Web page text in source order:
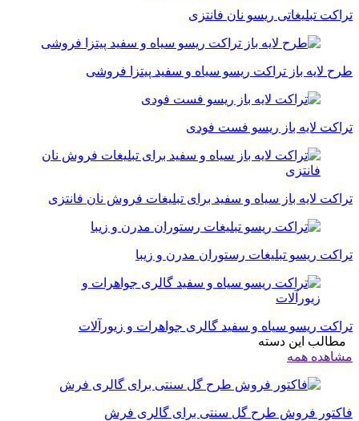
تراکت تبلیغاتی ریسو نان فانتزی
طرح لایه باز تراکت ریسو سیاه و سفید پیتزا فروشی
تراکت لایه باز ریسو فست فودی
تراکت لایه باز سیاه و سفید برای تبلیغات فروش نان فانتزی
تراکت ریسو تبلیغات رستوران مدرن و زیبا
تراکت ریسو سیاه و سفید گالری جواهرات و زیورآلات
مطالب این دسته
مشاهده همه
فاکتور فروش طرح گل سنتی برای گالری فرش